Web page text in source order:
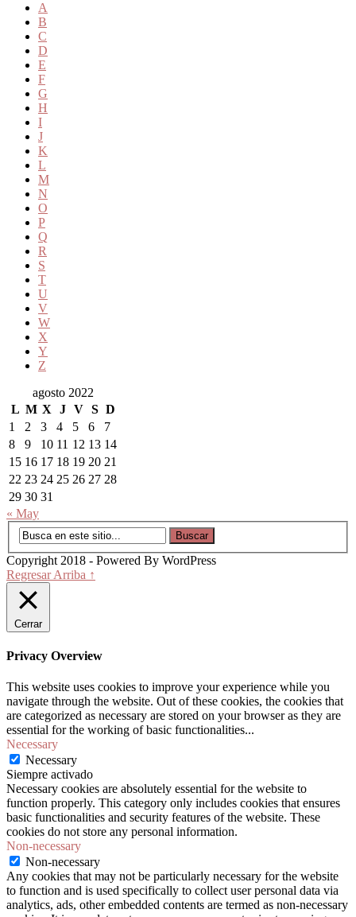
A
B
C
D
E
F
G
H
I
J
K
L
M
N
O
P
Q
R
S
T
U
V
W
X
Y
Z
agosto 2022
L M X J V S D
1
2 3 4 5 6
7
8
9 10 11 12 13 14
15 16 17 18 19 20 21
22 23 24 25 26 27 28
29 30 31
« May
Copyright 2018 - Powered By WordPress
Regresar Arriba ↑
Cerrar
Privacy Overview
This website uses cookies to improve your experience while you
navigate through the website. Out of these cookies, the cookies that
are categorized as necessary are stored on your browser as they are
essential for the working of basic functionalities...
Necessary
Necessary
Siempre activado
Necessary cookies are absolutely essential for the website to
function properly. This category only includes cookies that ensures
basic functionalities and security features of the website. These
cookies do not store any personal information.
Non-necessary
Non-necessary
Any cookies that may not be particularly necessary for the website
to function and is used specifically to collect user personal data via
analytics, ads, other embedded contents are termed as non-necessary